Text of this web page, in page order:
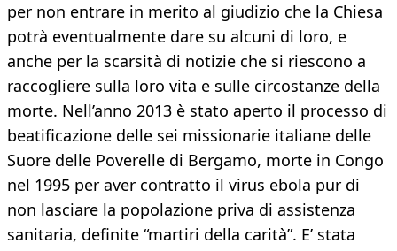
per non entrare in merito al giudizio che la Chiesa
potrà eventualmente dare su alcuni di loro, e
anche per la scarsità di notizie che si riescono a
raccogliere sulla loro vita e sulle circostanze della
morte. Nell’anno 2013 è stato aperto il processo di
beatificazione delle sei missionarie italiane delle
Suore delle Poverelle di Bergamo, morte in Congo
nel 1995 per aver contratto il virus ebola pur di
non lasciare la popolazione priva di assistenza
sanitaria, definite “martiri della carità”. E’ stata